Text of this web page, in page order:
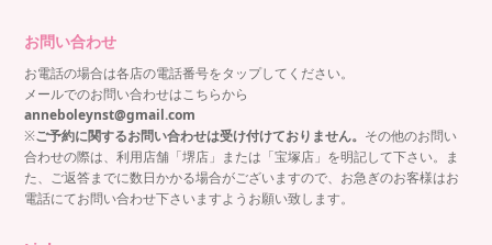
お問い合わせ
お電話の場合は各店の電話番号をタップしてください。
メールでのお問い合わせはこちらから
anneboleynst@gmail.com
※ご予約に関するお問い合わせは受け付けておりません。 その他のお問い
合わせの際は、利用店舗「堺店」または「宝塚店」を明記して下さい。ま
た、ご返答までに数日かかる場合がございますので、お急ぎのお客様はお
電話にてお問い合わせ下さいますようお願い致します。